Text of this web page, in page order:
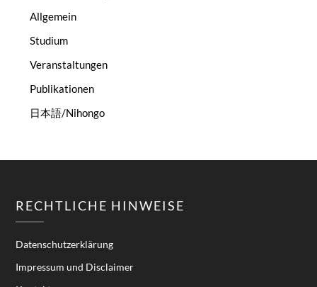
Allgemein
Studium
Veranstaltungen
Publikationen
日本語/Nihongo
RECHTLICHE HINWEISE
Datenschutzerklärung
Impressum und Disclaimer